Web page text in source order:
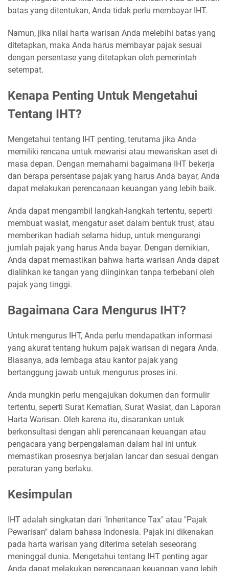
batas yang ditentukan, Anda tidak perlu membayar IHT.
Namun, jika nilai harta warisan Anda melebihi batas yang
ditetapkan, maka Anda harus membayar pajak sesuai
dengan persentase yang ditetapkan oleh pemerintah
setempat.
Kenapa Penting Untuk Mengetahui
Tentang IHT?
Mengetahui tentang IHT penting, terutama jika Anda
memiliki rencana untuk mewarisi atau mewariskan aset di
masa depan. Dengan memahami bagaimana IHT bekerja
dan berapa persentase pajak yang harus Anda bayar, Anda
dapat melakukan perencanaan keuangan yang lebih baik.
Anda dapat mengambil langkah-langkah tertentu, seperti
membuat wasiat, mengatur aset dalam bentuk trust, atau
memberikan hadiah selama hidup, untuk mengurangi
jumlah pajak yang harus Anda bayar. Dengan demikian,
Anda dapat memastikan bahwa harta warisan Anda dapat
dialihkan ke tangan yang diinginkan tanpa terbebani oleh
pajak yang tinggi.
Bagaimana Cara Mengurus IHT?
Untuk mengurus IHT, Anda perlu mendapatkan informasi
yang akurat tentang hukum pajak warisan di negara Anda.
Biasanya, ada lembaga atau kantor pajak yang
bertanggung jawab untuk mengurus proses ini.
Anda mungkin perlu mengajukan dokumen dan formulir
tertentu, seperti Surat Kematian, Surat Wasiat, dan Laporan
Harta Warisan. Oleh karena itu, disarankan untuk
berkonsultasi dengan ahli perencanaan keuangan atau
pengacara yang berpengalaman dalam hal ini untuk
memastikan prosesnya berjalan lancar dan sesuai dengan
peraturan yang berlaku.
Kesimpulan
IHT adalah singkatan dari "Inheritance Tax" atau "Pajak
Pewarisan" dalam bahasa Indonesia. Pajak ini dikenakan
pada harta warisan yang diterima setelah seseorang
meninggal dunia. Mengetahui tentang IHT penting agar
Anda dapat melakukan perencanaan keuangan yang lebih